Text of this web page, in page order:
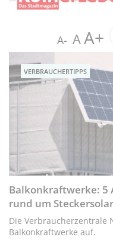
A- AA+
VERBRAUCHERTIPPS
Balkonkraftwerke: 5
rund um Steckersolar
Die Verbraucherzentrale
Balkonkraftwerke auf.